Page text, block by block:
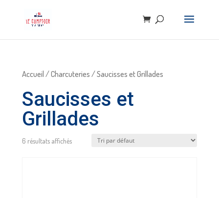
Accueil/Charcuteries/ Saucisses et Grillades
Saucisses et
Grillades
6 résultats affichés